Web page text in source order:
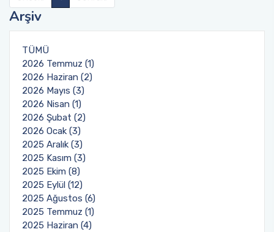
Arşiv
TÜMÜ
2026 Temmuz (1)
2026 Haziran (2)
2026 Mayıs (3)
2026 Nisan (1)
2026 Şubat (2)
2026 Ocak (3)
2025 Aralık (3)
2025 Kasım (3)
2025 Ekim (8)
2025 Eylül (12)
2025 Ağustos (6)
2025 Temmuz (1)
2025 Haziran (4)
Öğrenci Memnuniyet Anketi
Sınav Kuralları
Öğrenci Kılavuzları
Öğrenci El Kitabı
Geri Bildirimlere Yönelik İyileştirmeler
Yemekhane Menüsü
Uygulama ve Ödev Değerlendirme Kriterleri